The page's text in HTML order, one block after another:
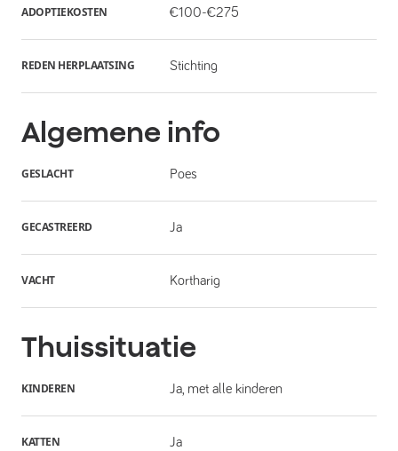
ADOPTIEKOSTEN €100-€275
REDEN HERPLAATSING Stichting
Algemene info
GESLACHT Poes
GECASTREERD Ja
VACHT Kortharig
Thuissituatie
KINDEREN Ja, met alle kinderen
KATTEN Ja